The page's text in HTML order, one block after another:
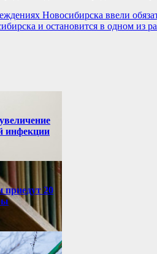
Новосибирска ввели
и остановится в одном из
инфекции
приедут 20